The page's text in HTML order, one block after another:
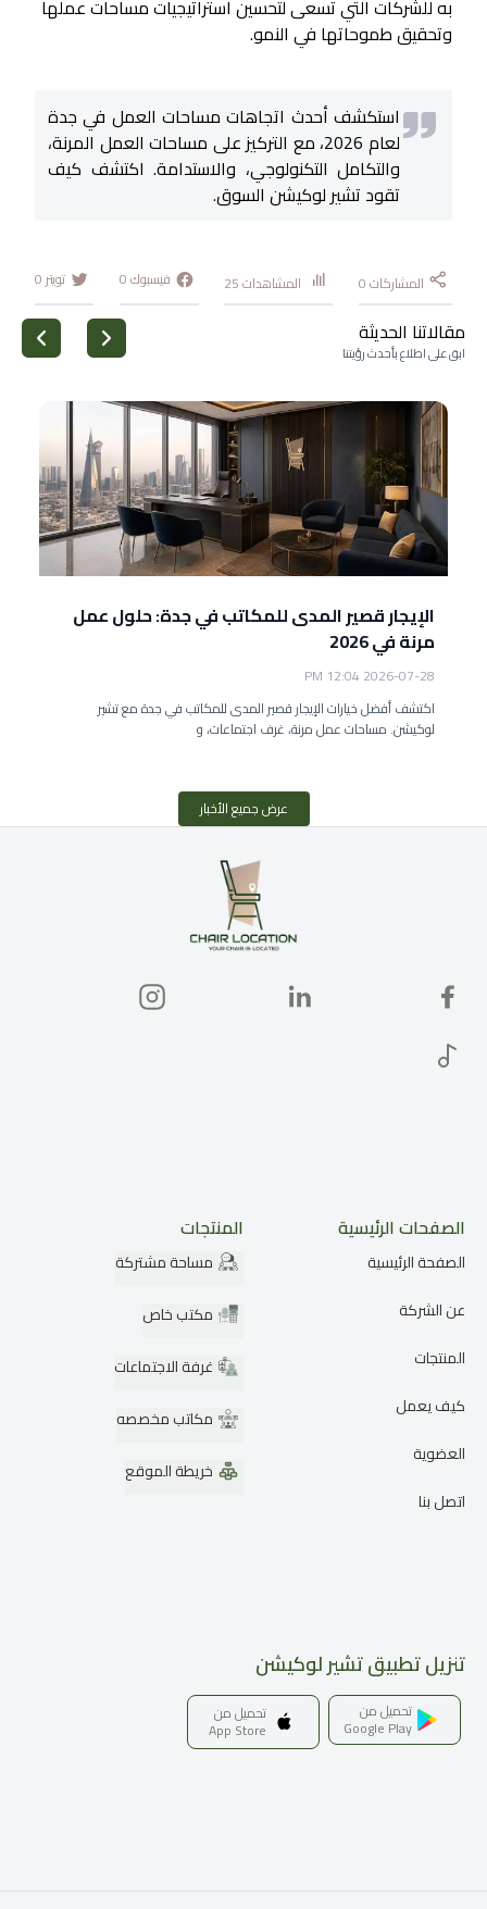
به للشركات التي تسعى لتحسين استراتيجيات مساحات عملها
وتحقيق طموحاتها في النمو.
استكشف أحدث اتجاهات مساحات العمل في جدة
لعام 2026، مع التركيز على مساحات العمل المرنة،
والتكامل التكنولوجي، والاستدامة. اكتشف كيف
تقود تشير لوكيشن السوق.
المشاركات0 المشاهدات25 فيسبوك0 تويتر 0
مقالاتنا الحديثة
ابق على اطلاع بأحدث رؤيتنا
الإيجار قصير المدى للمكاتب في جدة: حلول عمل
مرنة في 2026
2026-07-28 12:04 PM
اكتشف أفضل خيارات الإيجار قصير المدى للمكاتب في جدة مع تشير
لوكيشن. مساحات عمل مرنة، غرف اجتماعات، و
عرض جميع الأخبار
الصفحات الرئيسية
الصفحة الرئيسية
عن الشركة
المنتجات
كيف يعمل
العضوية
اتصل بنا
المنتجات
مساحة مشتركة
مكتب خاص
غرفة الاجتماعات
مكاتب مخصصه
خريطة الموقع
تنزيل تطبيق تشير لوكيشن
تحميل من
Google Play
تحميل من
App Store